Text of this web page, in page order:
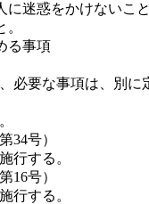
迷惑をかけないこと
る事項
要な事項は、別に
34号）
行する。
16号）
行する。